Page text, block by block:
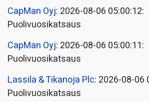
CapMan Oyj: 2026-08-06 05:00:12:
Puolivuosikatsaus
CapMan Oyj: 2026-08-06 05:00:11:
Puolivuosikatsaus
Lassila & Tikanoja Plc: 2026-08-06
Puolivuosikatsaus